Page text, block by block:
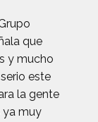
que
y mucho
este
la gente
ya muy